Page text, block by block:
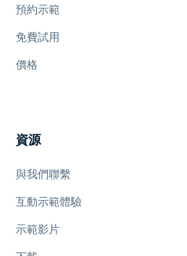
預約示範
免費試用
價格
資源
與我們聯繫
互動示範體驗
示範影片